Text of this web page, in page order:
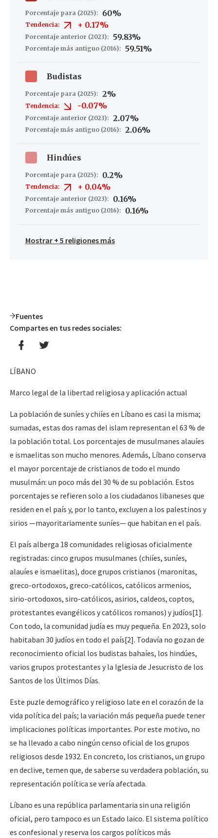
Porcentaje para (2025): 60%
Tendencia: + 0.17%
Porcentaje anterior (2023): 59.83%
Porcentaje más antiguo (2016): 59.51%
Budistas
Porcentaje para (2025): 2%
Tendencia: -0.07%
Porcentaje anterior (2023): 2.07%
Porcentaje más antiguo (2016): 2.06%
Hindúes
Porcentaje para (2025): 0.2%
Tendencia: + 0.04%
Porcentaje anterior (2023): 0.16%
Porcentaje más antiguo (2016): 0.16%
Mostrar + 5 religiones más
Fuentes
Compartes en tus redes sociales:
LÍBANO
Marco legal de la libertad religiosa y aplicación actual
La población de suníes y chiíes en Líbano es casi la misma;
sumadas, estas dos ramas del islam representan el 63 % de
la población total. Los porcentajes de musulmanes alauíes
e ismaelitas son mucho menores. Además, Líbano conserva
el mayor porcentaje de cristianos de todo el mundo
musulmán: un poco más del 30 % de su población. Estos
porcentajes se refieren solo a los ciudadanos libaneses que
residen en el país y, por lo tanto, excluyen a los palestinos y
sirios —mayoritariamente suníes— que habitan en el país.
El país alberga 18 comunidades religiosas oficialmente
registradas: cinco grupos musulmanes (chiíes, suníes,
alauíes e ismaelitas), doce grupos cristianos (maronitas,
greco-ortodoxos, greco-católicos, católicos armenios,
sirio-ortodoxos, siro-católicos, asirios, caldeos, coptos,
protestantes evangélicos y católicos romanos) y judíos[1].
Con todo, la comunidad judía es muy pequeña. En 2023, solo
habitaban 30 judíos en todo el país[2]. Todavía no gozan de
reconocimiento oficial los budistas bahaíes, los hindúes,
varios grupos protestantes y la Iglesia de Jesucristo de los
Santos de los Últimos Días.
Este puzle demográfico y religioso late en el corazón de la
vida política del país; la variación más pequeña puede tener
implicaciones políticas importantes. Por este motivo, no
se ha llevado a cabo ningún censo oficial de los grupos
religiosos desde 1932. En concreto, los cristianos, un grupo
en declive, temen que, de saberse su verdadera población, su
representación política se vería afectada.
Líbano es una república parlamentaria sin una religión
oficial, pero tampoco es un Estado laico. El sistema político
es confesional y reserva los cargos políticos más